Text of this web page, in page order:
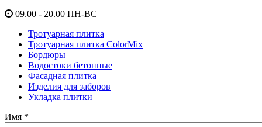
09.00 - 20.00 ПН-ВС
Тротуарная плитка
Тротуарная плитка ColorMix
Бордюры
Водостоки бетонные
Фасадная плитка
Изделия для заборов
Укладка плитки
Имя *